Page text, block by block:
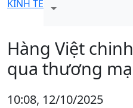
KINH TẾ
Hàng Việt
qua thương
10:08, 12/10/2025